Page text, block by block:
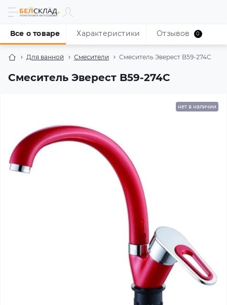
Для ванной Смесители Смеситель Эверест B59-274C
Смеситель Эверест B59-274C
Все о товаре Характеристики Отзывов 0
нет в наличии